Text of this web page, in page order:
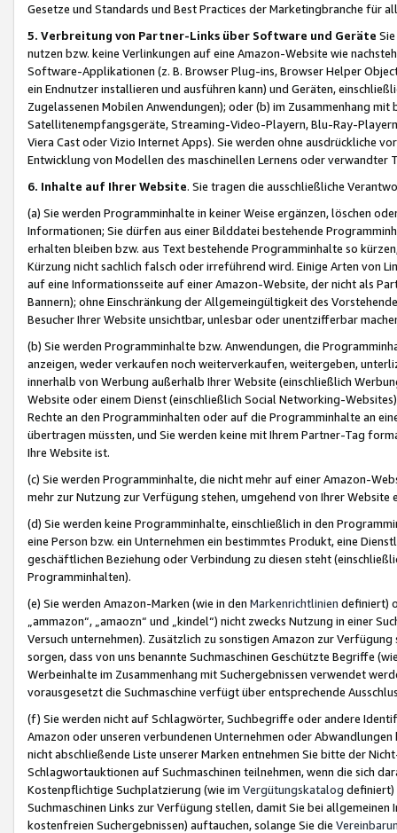
Gesetze und Standards und Best Practices der Marketingbranche für
5. Verbreitung von Partner-Links über Software und Geräte
nutzen bzw. keine Verlinkungen auf eine Amazon-Website wie
Software-Applikationen (z. B. Browser Plug-ins, Browser Helper
ein Endnutzer installieren und ausführen kann) und Geräten,
Zugelassenen Mobilen Anwendungen); oder (b) im Zusammenhang
Satellitenempfangsgeräte, Streaming-Video-Playern, Blu-Ray-
Viera Cast oder Vizio Internet Apps). Sie werden ohne ausdrückliche
Entwicklung von Modellen des maschinellen Lernens oder
6. Inhalte auf Ihrer Website. Sie tragen die ausschließliche
(a) Sie werden Programminhalte in keiner Weise ergänzen, löschen
Informationen; Sie dürfen aus einer Bilddatei bestehende
erhalten bleiben bzw. aus Text bestehende Programminhalte so
Kürzung nicht sachlich falsch oder irreführend wird. Einige Arten von
auf eine Informationsseite auf einer Amazon-Website, der nicht als
Bannern); ohne Einschränkung der Allgemeingültigkeit des
Besucher Ihrer Website unsichtbar, unlesbar oder unentzifferbar
(b) Sie werden Programminhalte bzw. Anwendungen, die
anzeigen, weder verkaufen noch weiterverkaufen, weitergeben,
innerhalb von Werbung außerhalb Ihrer Website (einschließlich
Website oder einem Dienst (einschließlich Social Networking-
Rechte an den Programminhalten oder auf die Programminhalte an
übertragen müssten, und Sie werden keine mit Ihrem Partner-Tag
Ihre Website ist.
(c) Sie werden Programminhalte, die nicht mehr auf einer Amazon-
mehr zur Nutzung zur Verfügung stehen, umgehend von Ihrer
(d) Sie werden keine Programminhalte, einschließlich in den
eine Person bzw. ein Unternehmen ein bestimmtes Produkt, eine
geschäftlichen Beziehung oder Verbindung zu diesen steht
Programminhalten).
(e) Sie werden Amazon-Marken (wie in den Markenrichtlinien definiert)
„ammazon“, „amaozn“ und „kindel“) nicht zwecks Nutzung in einer
Versuch unternehmen). Zusätzlich zu sonstigen Amazon zur
sorgen, dass von uns benannte Suchmaschinen Geschützte Begriffe
Werbeinhalte im Zusammenhang mit Suchergebnissen verwendet
vorausgesetzt die Suchmaschine verfügt über entsprechende
(f) Sie werden nicht auf Schlagwörter, Suchbegriffe oder andere
Amazon oder unseren verbundenen Unternehmen oder
nicht abschließende Liste unserer Marken entnehmen Sie bitte der
Schlagwortauktionen auf Suchmaschinen teilnehmen, wenn die sich
Kostenpflichtige Suchplatzierung (wie im Vergütungskatalog definiert)
Suchmaschinen Links zur Verfügung stellen, damit Sie bei
kostenfreien Suchergebnissen) auftauchen, solange Sie die